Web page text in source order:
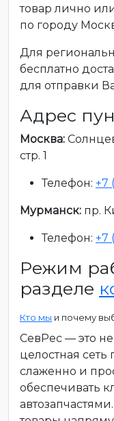
товар лично
по городу
Для
бесплатно
для отправки
Адрес
Москва:
стр. 1
Телефон: +7
Мурманск: пр.
Телефон: +7
Режим
разделе
Кто мы и почему
СевРес — это не
целостная
слаженно и
обеспечивать